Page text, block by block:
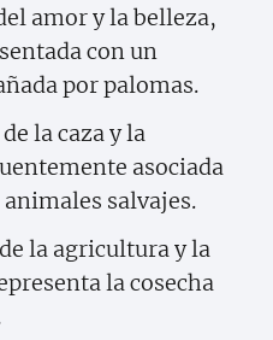
amor y la belleza,
con un
por palomas.
la caza y la
asociada
salvajes.
la agricultura y la
la cosecha